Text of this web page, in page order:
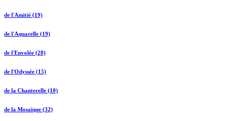
de l'Amitié (19)
de l'Aquarelle (19)
de l'Envolée (28)
de l'Odyssée (15)
de la Chanterelle (10)
de la Mosaïque (32)